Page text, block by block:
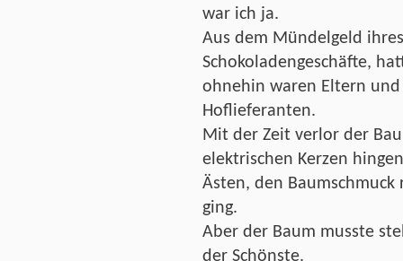
war ich ja.
Aus dem Mündelgeld
Schokoladengeschäfte,
ohnehin waren Eltern
Hoflieferanten.
Mit der Zeit verlor der
elektrischen Kerzen
Ästen, den
ging.
Aber der Baum musste
der Schönste.